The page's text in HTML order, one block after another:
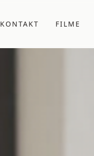
KONTAKT FILME